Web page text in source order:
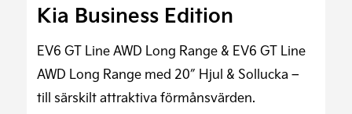
Kia Business Edition
EV6 GT Line AWD Long Range & EV6 GT Line
AWD Long Range med 20″ Hjul & Sollucka –
till särskilt attraktiva förmånsvärden.